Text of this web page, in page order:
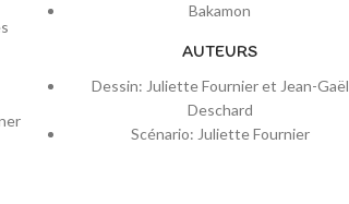
Bakamon
AUTEURS
Dessin: Juliette Fournier et Jean-Gaël
Deschard
Scénario: Juliette Fournier